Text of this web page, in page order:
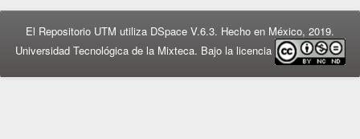
El Repositorio UTM utiliza DSpace V.6.3. Hecho en México, 2019.
Universidad Tecnológica de la Mixteca. Bajo la licencia